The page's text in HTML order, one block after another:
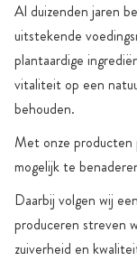
Al duizenden jaren
uitstekende
plantaardige
vitaliteit op een
behouden.
Met onze producten
mogelijk te
Daarbij volgen wij
produceren streven
zuiverheid en